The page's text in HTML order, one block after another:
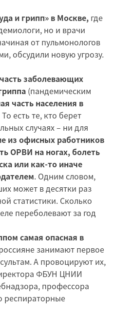
и грипп» в Москве, где
но и врачи
от пульмонологов
обсудили новую угрозу.
заболевающих
(пандемическим
часть населения в
То есть те, кто берет
случаях – ни для
из офисных работников
ОРВИ на ногах, болеть
или как-то иначе
. Одним словом,
может в десятки раз
статистики. Сколько
переболевают за год
самая опасная в
занимают первое
А провоцируют их,
ФБУН ЦНИИ
профессора
респираторные